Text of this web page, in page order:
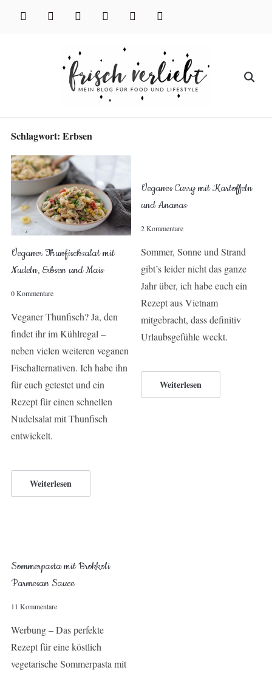
facebook instagram pinterest twitter xing youtube
Search
Schlagwort: Erbsen
Veganer Thunfischsalat mit
Nudeln, Erbsen und Mais
0 Kommentare
Veganer Thunfisch? Ja, den
findet ihr im Kühlregal –
neben vielen weiteren veganen
Fischalternativen. Ich habe ihn
für euch getestet und ein
Rezept für einen schnellen
Nudelsalat mit Thunfisch
entwickelt.
Weiterlesen
Veganes Curry mit Kartoffeln
und Ananas
2 Kommentare
Sommer, Sonne und Strand
gibt’s leider nicht das ganze
Jahr über, ich habe euch ein
Rezept aus Vietnam
mitgebracht, dass definitiv
Urlaubsgefühle weckt.
Weiterlesen
Sommerpasta mit Brokkoli
Parmesan Sauce
11 Kommentare
Werbung – Das perfekte
Rezept für eine köstlich
vegetarische Sommerpasta mit